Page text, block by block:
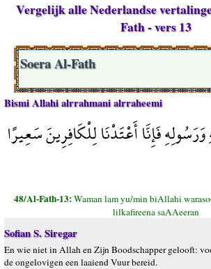
Vergelijk alle Nederlandse
Fath - vers 13
Soera Al-Fath
Bismi Allahi alrrahmani alrraheemi
فَإِنَّا أَعْتَدْنَا لِلْكَافِرِينَ سَعِيرًا
48/Al-Fath-13:Waman lam yu/min biAllahi
lilkafireena saAAeeran
Sofian S. Siregar
En wie niet in Allah en Zijn Boodschapper gelooft:
de ongelovigen een laaiend Vuur bereid.